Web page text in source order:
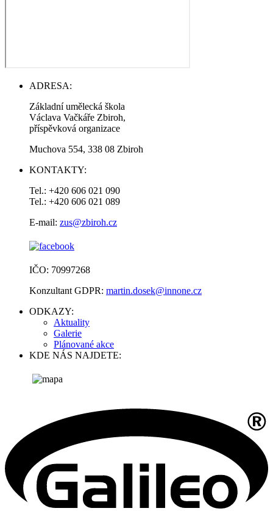
ADRESA:
Základní umělecká škola
Václava Vačkáře Zbiroh,
příspěvková organizace
Muchova 554, 338 08 Zbiroh
KONTAKTY:
Tel.: +420 606 021 090
Tel.: +420 606 021 089
E-mail: zus@zbiroh.cz
IČO: 70997268
Konzultant GDPR: martin.dosek@innone.cz
ODKAZY:
Aktuality
Galerie
Plánované akce
KDE NÁS NAJDETE: